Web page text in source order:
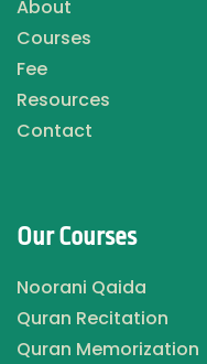
About
Courses
Fee
Resources
Contact
Our Courses
Noorani Qaida
Quran Recitation
Quran Memorization